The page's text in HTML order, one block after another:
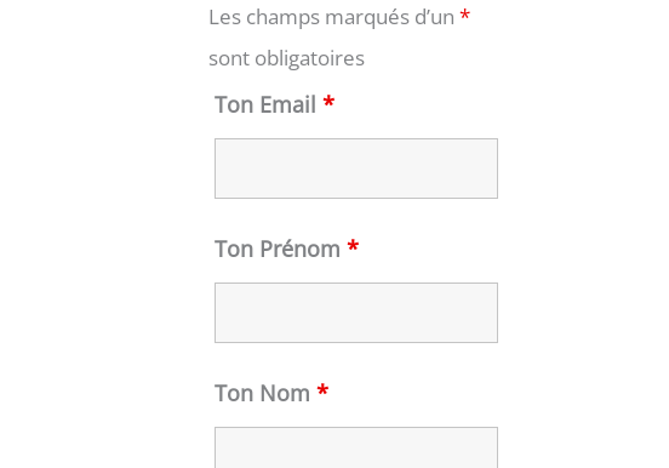
Les champs marqués d’un *
sont obligatoires
Ton Email *
Ton Prénom *
Ton Nom *